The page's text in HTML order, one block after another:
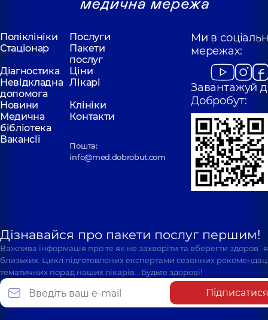
Поліклініки
Послуги
Стаціонар
Пакети
послуг
Діагностика
Ціни
Невідкладна
допомога
Лікарі
Новини
Клініки
Медична
бібліотека
Контакти
Вакансії
Пошта:
info@med.dobrobut.com
Ми в
мережах:
Завантажуй
Добробут:
Дізнавайся про пакети послуг першим!
Важлива інформація про те як не захворіти та вберегти
близьких. Цикл підготовлених експертами сезонних
тематичних порад наших лікарів… Будьте здорові!
Підписатися